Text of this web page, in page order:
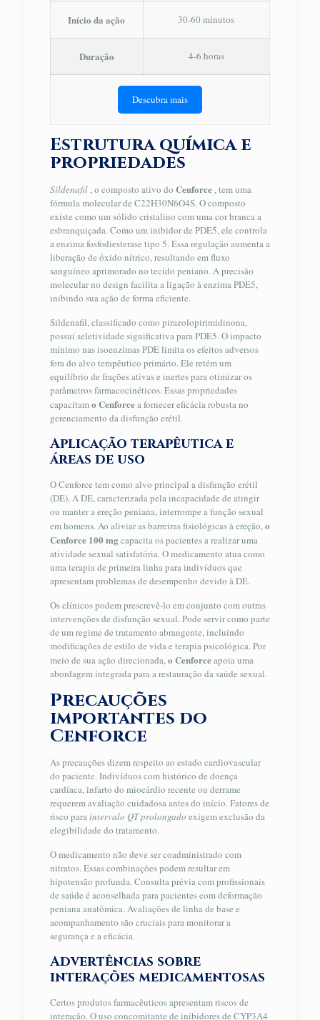
Início da ação 30-60 minutos
Duração 4-6 horas
Descubra mais
Estrutura química e
propriedades
Sildenafil, o composto ativo do Cenforce, tem uma
fórmula molecular de C22H30N6O4S. O composto
existe como um sólido cristalino com uma cor branca a
esbranquiçada. Como um inibidor de PDE5, ele controla
a enzima fosfodiesterase tipo 5. Essa regulação aumenta a
liberação de óxido nítrico, resultando em fluxo
sanguíneo aprimorado no tecido peniano. A precisão
molecular no design facilita a ligação à enzima PDE5,
inibindo sua ação de forma eficiente.
Sildenafil, classificado como pirazolopirimidinona,
possui seletividade significativa para PDE5. O impacto
mínimo nas isoenzimas PDE limita os efeitos adversos
fora do alvo terapêutico primário. Ele retém um
equilíbrio de frações ativas e inertes para otimizar os
parâmetros farmacocinéticos. Essas propriedades
capacitamo Cenforcea fornecer eficácia robusta no
gerenciamento da disfunção erétil.
Aplicação terapêutica e
áreas de uso
O Cenforce tem como alvo principal a disfunção erétil
(DE). A DE, caracterizada pela incapacidade de atingir
ou manter a ereção peniana, interrompe a função sexual
em homens. Ao aliviar as barreiras fisiológicas à ereção,o
Cenforce 100 mgcapacita os pacientes a realizar uma
atividade sexual satisfatória. O medicamento atua como
uma terapia de primeira linha para indivíduos que
apresentam problemas de desempenho devido à DE.
Os clínicos podem prescrevê-lo em conjunto com outras
intervenções de disfunção sexual. Pode servir como parte
de um regime de tratamento abrangente, incluindo
modificações de estilo de vida e terapia psicológica. Por
meio de sua ação direcionada,o Cenforceapoia uma
abordagem integrada para a restauração da saúde sexual.
Precauções
importantes do
Cenforce
As precauções dizem respeito ao estado cardiovascular
do paciente. Indivíduos com histórico de doença
cardíaca, infarto do miocárdio recente ou derrame
requerem avaliação cuidadosa antes do início. Fatores de
risco paraintervalo QT prolongado exigem exclusão da
elegibilidade do tratamento.
O medicamento não deve ser coadministrado com
nitratos. Essas combinações podem resultar em
hipotensão profunda. Consulta prévia com profissionais
de saúde é aconselhada para pacientes com deformação
peniana anatômica. Avaliações de linha de base e
acompanhamento são cruciais para monitorar a
segurança e a eficácia.
Advertências sobre
interações medicamentosas
Certos produtos farmacêuticos apresentam riscos de
interação. O uso concomitante de inibidores de CYP3A4